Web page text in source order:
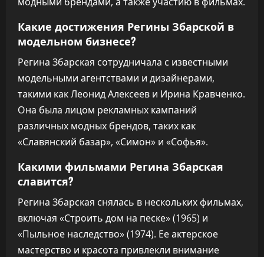
Какие достижения Регины Збарской в
модельном бизнесе?
Регина Збарская сотрудничала с известными
модельными агентствами и дизайнерами,
такими как Леонид Алексеев и Ирина Кравченко.
Она была лицом рекламных кампаний
различных модных брендов, таких как
«Славянский базар», «Симон» и «Софья».
Какими фильмами Регина Збарская
славится?
Регина Збарская снялась в нескольких фильмах,
включая «Строить дом на песке» (1965) и
«Пыльное наследство» (1974). Ее актерское
мастерство и красота привлекли внимание